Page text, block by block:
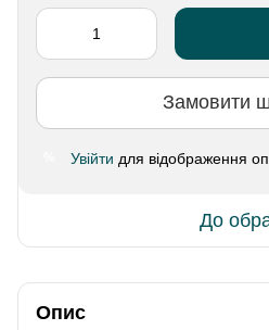
Замовити
Увійти для відображення
До
Опис